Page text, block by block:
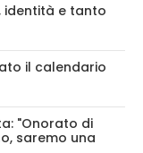
identità e tanto
il calendario
"Onorato di
saremo una